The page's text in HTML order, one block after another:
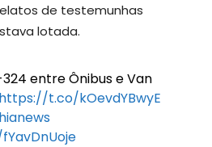
de testemunhas
lotada.
entre Ônibus e Van
https://t.co/kOevdYBwyE